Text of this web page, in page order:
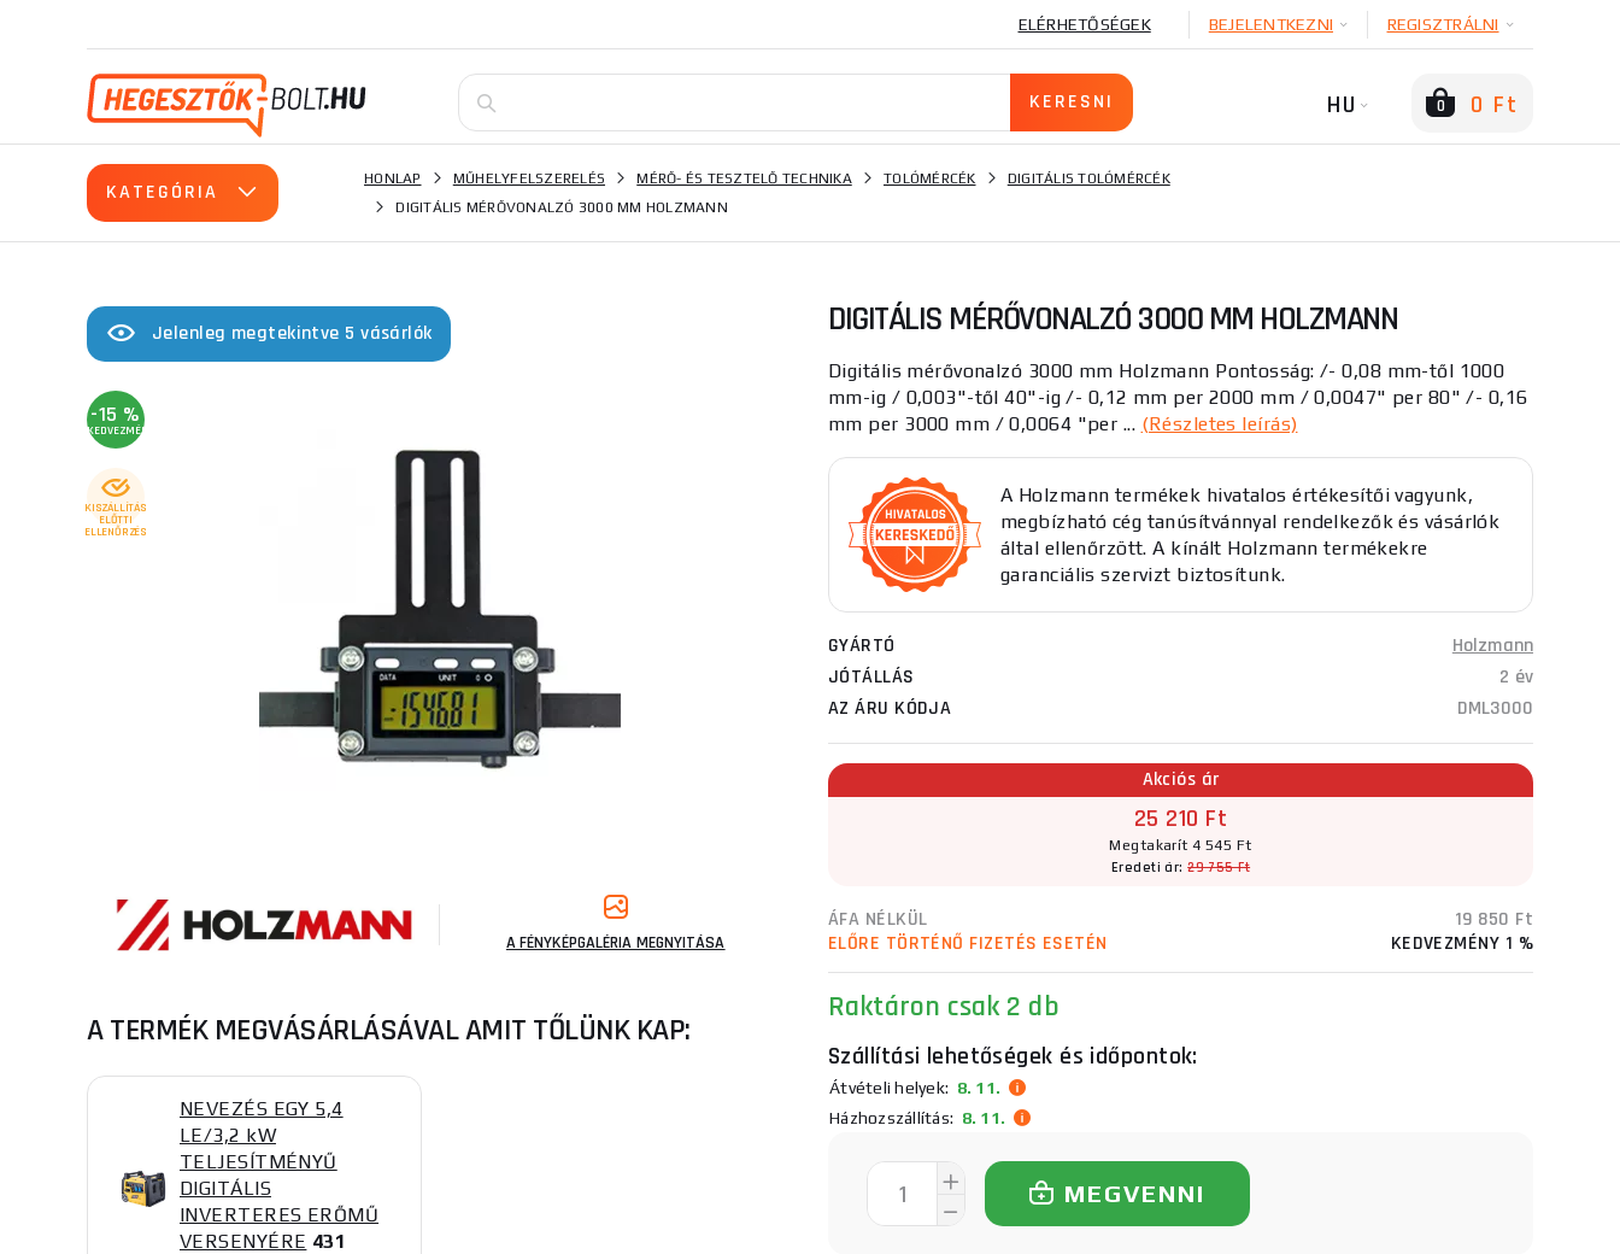
ELÉRHETŐSÉGEK BEJELENTKEZNI REGISZTRÁLNI
HU 0 0 Ft
KATEGÓRIA
HONLAP MŰHELYFELSZERELÉS MÉRŐ- ÉS TESZTELŐ TECHNIKA TOLÓMÉRCÉK
DIGITÁLIS TOLÓMÉRCÉK
DIGITÁLIS MÉRŐVONALZÓ 3000 MM HOLZMANN
Jelenleg megtekintve 5 vásárlók
-15 %
KEDVEZMÉNY
KISZÁLLÍTÁS
ELŐTTI
ELLENŐRZÉS
A FÉNYKÉPGALÉRIA MEGNYITÁSA
A TERMÉK MEGVÁSÁRLÁSÁVAL AMIT TŐLÜNK KAP:
NEVEZÉS EGY 5,4
LE/3,2 kW
TELJESÍTMÉNYŰ
DIGITÁLIS
INVERTERES ERŐMŰ
VERSENYÉRE 431
DIGITÁLIS MÉRŐVONALZÓ 3000 MM HOLZMANN
Digitális mérővonalzó 3000 mm Holzmann Pontosság: /- 0,08 mm-től 1000
mm-ig / 0,003"-től 40"-ig /- 0,12 mm per 2000 mm / 0,0047" per 80" /- 0,16
mm per 3000 mm / 0,0064 "per ... (Részletes leírás)
A Holzmann termékek hivatalos értékesítői vagyunk,
megbízható cég tanúsítvánnyal rendelkezők és vásárlók
által ellenőrzött. A kínált Holzmann termékekre
garanciális szervizt biztosítunk.
GYÁRTÓ
Holzmann
JÓTÁLLÁS
2 év
AZ ÁRU KÓDJA
DML3000
Akciós ár
25 210 Ft
Megtakarít 4 545 Ft
Eredeti ár:29 755 Ft
ÁFA NÉLKÜL
19 850 Ft
ELŐRE TÖRTÉNŐ FIZETÉS ESETÉN
KEDVEZMÉNY 1 %
Raktáron csak 2 db
Szállítási lehetőségek és időpontok:
Átvételi helyek: 8. 11.
Házhozszállítás: 8. 11.
MEGVENNI